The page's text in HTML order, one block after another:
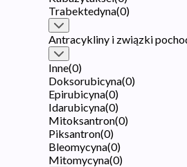
Trabektedyna(0)
Antracykliny i związki
Inne(0)
Doksorubicyna(0)
Epirubicyna(0)
Idarubicyna(0)
Mitoksantron(0)
Piksantron(0)
Bleomycyna(0)
Mitomycyna(0)